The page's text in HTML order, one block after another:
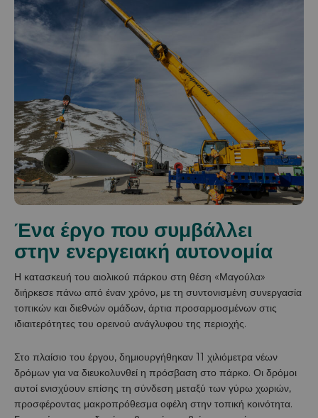
Ένα έργο που συμβάλλει
στην ενεργειακή αυτονομία
Η κατασκευή του αιολικού πάρκου στη θέση «Μαγούλα»
διήρκεσε πάνω από έναν χρόνο, με τη συντονισμένη συνεργασία
τοπικών και διεθνών ομάδων, άρτια προσαρμοσμένων στις
ιδιαιτερότητες του ορεινού ανάγλυφου της περιοχής.
Στο πλαίσιο του έργου, δημιουργήθηκαν 11 χιλιόμετρα νέων
δρόμων για να διευκολυνθεί η πρόσβαση στο πάρκο. Οι δρόμοι
αυτοί ενισχύουν επίσης τη σύνδεση μεταξύ των γύρω χωριών,
προσφέροντας μακροπρόθεσμα οφέλη στην τοπική κοινότητα.